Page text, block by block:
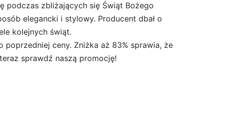
podczas zbliżających się Świąt Bożego
elegancki i stylowy. Producent dbał o
kolejnych świąt.
ceny. Zniżka aż 83% sprawia, że
sprawdź naszą promocję!